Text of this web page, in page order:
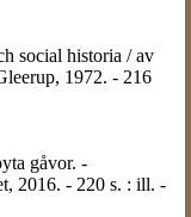
social historia / av
1972. - 216
gåvor. -
2016. - 220 s. : ill. -